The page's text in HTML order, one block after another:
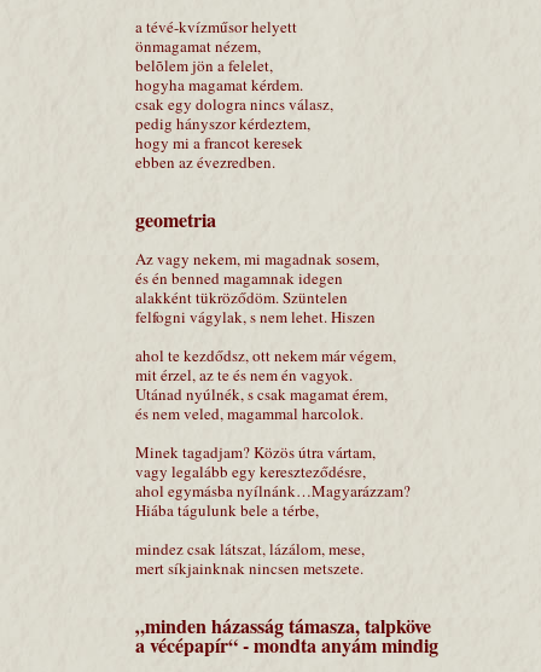
a tévé-kvízműsor helyett
önmagamat nézem,
belõlem jön a felelet,
hogyha magamat kérdem.
csak egy dologra nincs válasz,
pedig hányszor kérdeztem,
hogy mi a francot keresek
ebben az évezredben.
geometria
Az vagy nekem, mi magadnak sosem,
és én benned magamnak idegen
alakként tükröződöm. Szüntelen
felfogni vágylak, s nem lehet. Hiszen
ahol te kezdődsz, ott nekem már végem,
mit érzel, az te és nem én vagyok.
Utánad nyúlnék, s csak magamat érem,
és nem veled, magammal harcolok.
Minek tagadjam? Közös útra vártam,
vagy legalább egy kereszteződésre,
ahol egymásba nyílnánk…Magyarázzam?
Hiába tágulunk bele a térbe,
mindez csak látszat, lázálom, mese,
mert síkjainknak nincsen metszete.
„minden házasság támasza, talpköve
a vécépapír“ - mondta anyám mindig